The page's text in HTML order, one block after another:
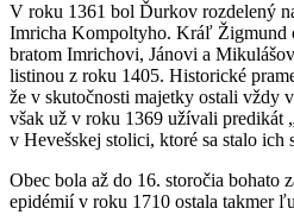
V roku 1361 bol Ďurkov rozdelený
Imricha Kompoltyho. Kráľ Žigmund
bratom Imrichovi, Jánovi a
listinou z roku 1405. Historické
že v skutočnosti majetky ostali vždy
však už v roku 1369 užívali predikát
v Hevešskej stolici, ktoré sa stalo ich
Obec bola až do 16. storočia bohato
epidémií v roku 1710 ostala takmer